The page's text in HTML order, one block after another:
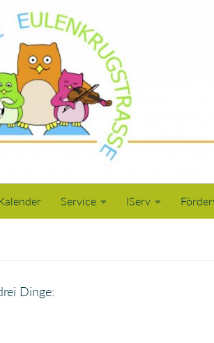
Service IServ
Dinge: